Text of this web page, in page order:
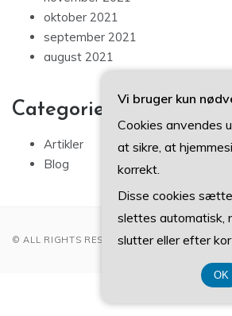
oktober 2021
september 2021
august 2021
Categories
Artikler
Blog
© ALL RIGHTS RESERVED 2022
Vi bruger kun
Cookies anvendes
at sikre, at
korrekt.
Disse cookies
slettes automatisk,
slutter eller efter
OK